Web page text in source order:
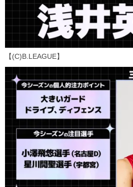
【(C)B.LEAGUE】